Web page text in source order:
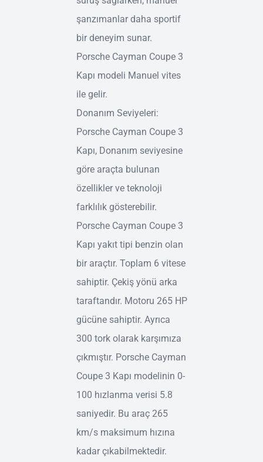
şanzımanlar daha sportif
bir deneyim sunar.
Porsche Cayman Coupe 3
Kapı modeli Manuel vites
ile gelir.
Donanım Seviyeleri:
Porsche Cayman Coupe 3
Kapı, Donanım seviyesine
göre araçta bulunan
özellikler ve teknoloji
farklılık gösterebilir.
Porsche Cayman Coupe 3
Kapı yakıt tipi benzin olan
bir araçtır. Toplam 6 vitese
sahiptir. Çekiş yönü arka
taraftandır. Motoru 265 HP
gücüne sahiptir. Ayrıca
300 tork olarak karşımıza
çıkmıştır. Porsche Cayman
Coupe 3 Kapı modelinin 0-
100 hızlanma verisi 5.8
saniyedir. Bu araç 265
km/s maksimum hızına
kadar çıkabilmektedir.